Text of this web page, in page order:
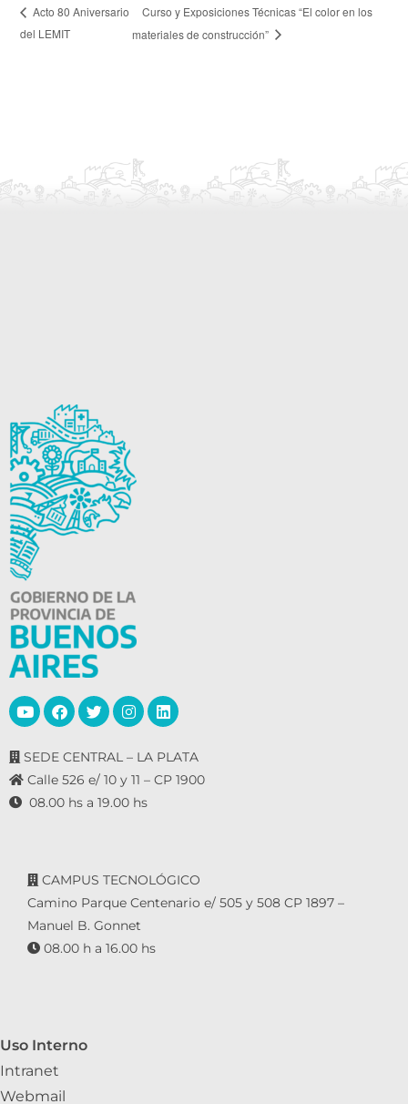
Acto 80 Aniversario
del LEMIT
Curso y Exposiciones Técnicas “El color en los
materiales de construcción”
SEDE CENTRAL – LA PLATA
Calle 526 e/ 10 y 11 – CP 1900
08.00 hs a 19.00 hs
CAMPUS TECNOLÓGICO
Camino Parque Centenario e/ 505 y 508 CP 1897 –
Manuel B. Gonnet
08.00 h a 16.00 hs
Uso Interno
Intranet
Webmail